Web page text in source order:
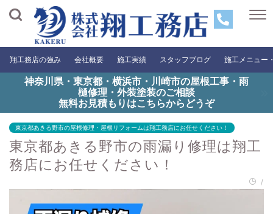
翔工務店の強み 会社概要 施工実績 スタッフブログ 施工メニュー
神奈川県・東京都・横浜市・川崎市の屋根工事・雨
樋修理・外装塗装のご相談
無料お見積もりはこちらからどうぞ
東京都あきる野市の屋根修理・屋根リフォームは翔工務店にお任せください！
東京都あきる野市の雨漏り修理は翔工
務店にお任せください！
/